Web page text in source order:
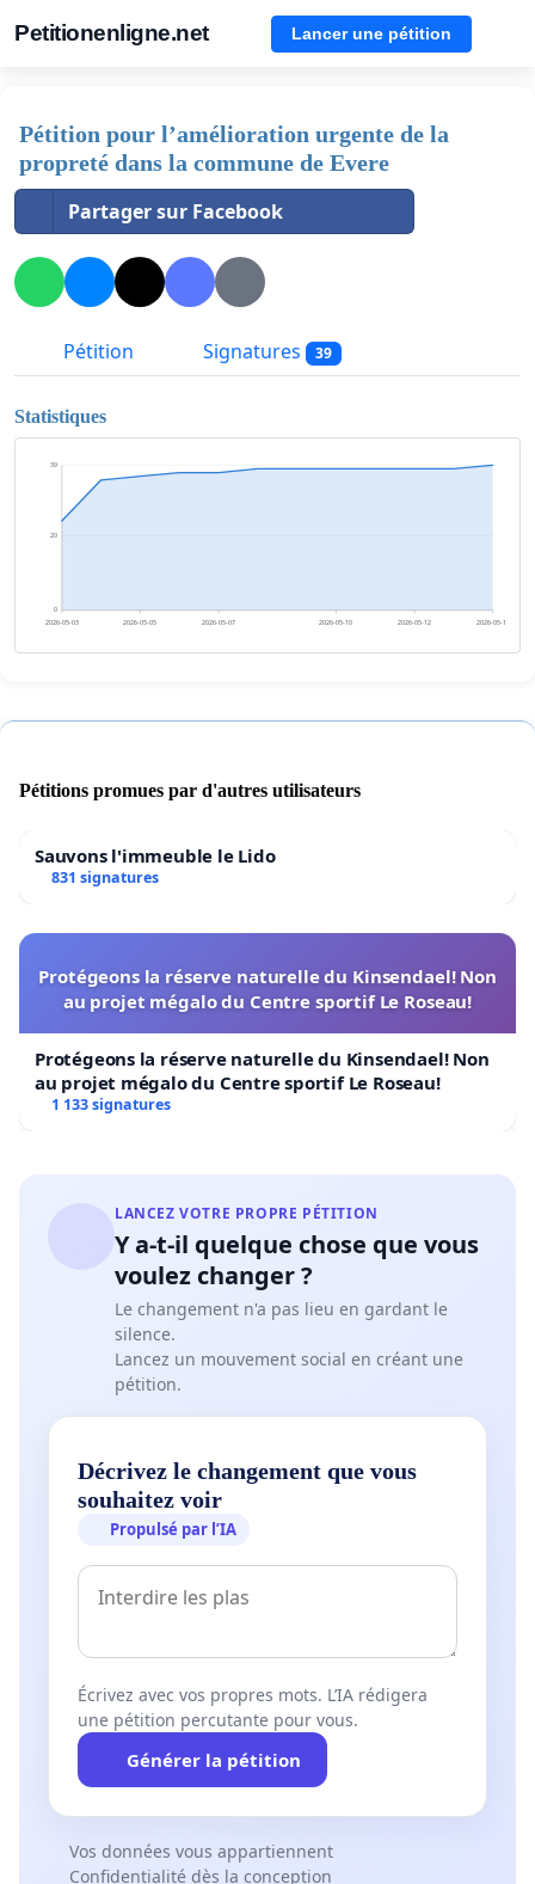
Petitionenligne.net Lancer une pétition
Pétition pour l’amélioration urgente de la
propreté dans la commune de Evere
Partager sur Facebook
Pétition Signatures 39
Statistiques
0
20
39
2026-05-03 2026-05-05 2026-05-07 2026-05-10 2026-05-12 2026-05-14
Pétitions promues par d'autres utilisateurs
Sauvons l'immeuble le Lido
831 signatures
Protégeons la réserve naturelle du Kinsendael! Non
au projet mégalo du Centre sportif Le Roseau!
Protégeons la réserve naturelle du Kinsendael! Non
au projet mégalo du Centre sportif Le Roseau!
1 133 signatures
LANCEZ VOTRE PROPRE PÉTITION
Y a-t-il quelque chose que vous
voulez changer ?
Le changement n'a pas lieu en gardant le
silence.
Lancez un mouvement social en créant une
pétition.
Décrivez le changement que vous
souhaitez voir
Propulsé par l’IA
Écrivez avec vos propres mots. L’IA rédigera
une pétition percutante pour vous.
Générer la pétition
Vos données vous appartiennent
Confidentialité dès la conception